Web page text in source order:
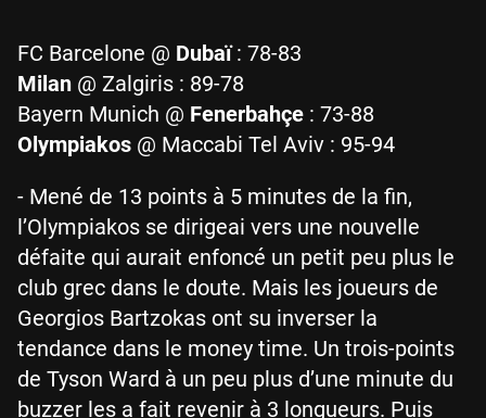
FC Barcelone @ Dubaï: 78-83
Milan @ Zalgiris : 89-78
Bayern Munich @ Fenerbahçe : 73-88
Olympiakos @ Maccabi Tel Aviv : 95-94
- Mené de 13 points à 5 minutes de la fin,
l’Olympiakos se dirigeai vers une nouvelle
défaite qui aurait enfoncé un petit peu plus le
club grec dans le doute. Mais les joueurs de
Georgios Bartzokas ont su inverser la
tendance dans le money time. Un trois-points
de Tyson Ward à un peu plus d’une minute du
buzzer les a fait revenir à 3 longueurs. Puis